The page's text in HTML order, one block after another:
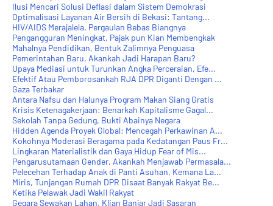
Ilusi Mencari Solusi Deflasi dalam Sistem Demokrasi
Optimalisasi Layanan Air Bersih di Bekasi: Tantang...
HIV/AIDS Merajalela, Pergaulan Bebas Biangnya
Pengangguran Meningkat, Pajak pun Kian Membengkak
Mahalnya Pendidikan, Bentuk Zalimnya Penguasa
Pemerintahan Baru, Akankah Jadi Harapan Baru?
Upaya Mediasi untuk Turunkan Angka Perceraian, Efe...
Efektif Atau Pemborosankah RJA DPR Diganti Dengan ...
Gaza Terbakar
Antara Nafsu dan Halunya Program Makan Siang Gratis
Krisis Ketenagakerjaan: Benarkah Kapitalisme Gagal...
Sekolah Tanpa Gedung, Bukti Abainya Negara
Hidden Agenda Proyek Global: Mencegah Perkawinan A...
Kokohnya Moderasi Beragama pada Kedatangan Paus Fr...
Lingkaran Materialistik dan Gaya Hidup Fear of Mis...
Pengarusutamaan Gender, Akankah Menjawab Permasala...
Pelecehan Terhadap Anak di Panti Asuhan, Kemana La...
Miris, Tunjangan Rumah DPR Disaat Banyak Rakyat Be...
Ketika Pelawak Jadi Wakil Rakyat
Gegara Sewakan Lahan, Klian Banjar Jadi Sasaran